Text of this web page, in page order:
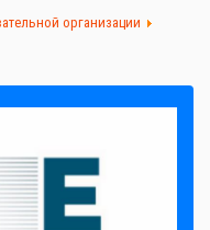
организации